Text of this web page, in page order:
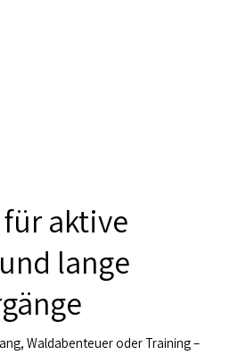
aktive
lange
Waldabenteuer oder Training –